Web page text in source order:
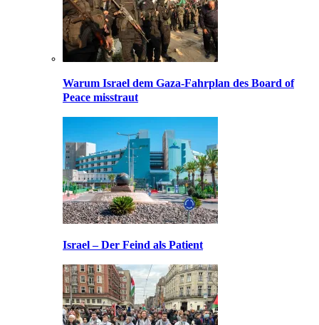
Warum Israel dem Gaza-Fahrplan des Board of
Peace misstraut
Israel – Der Feind als Patient